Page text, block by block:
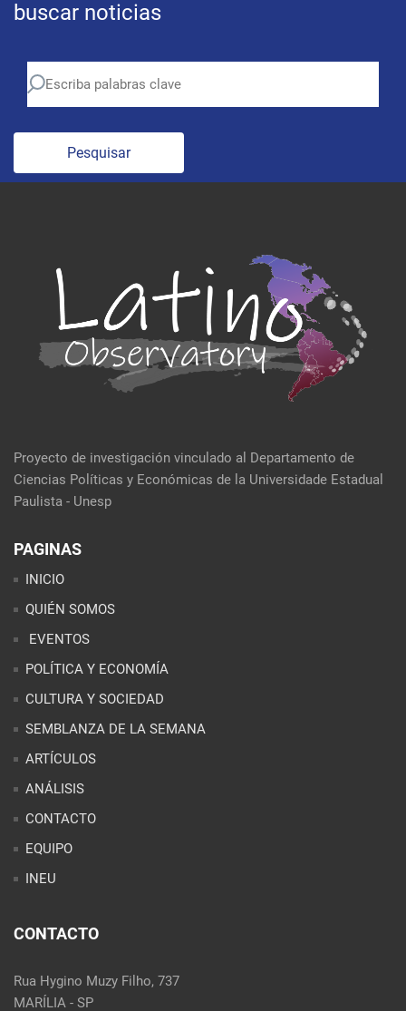
Pesquisar
Proyecto de investigación vinculado al Departamento de
Ciencias Políticas y Económicas de la Universidade Estadual
Paulista - Unesp
QUIÉN SOMOS
EVENTOS
CULTURA Y SOCIEDAD
SEMBLANZA DE LA SEMANA
ARTÍCULOS
ANÁLISIS
CONTACTO
EQUIPO
INEU
CONTACTO
MARÍLIA - SP
contato@latinoobservatory.org
Idioma
REDES SOCIALES